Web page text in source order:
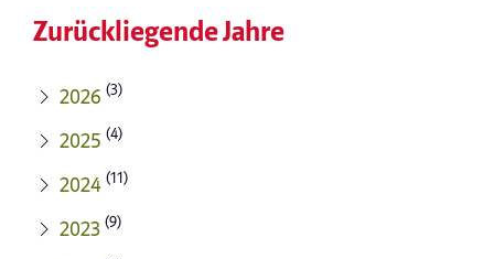
Zurückliegende Jahre
2026 (3)
2025 (4)
2024 (11)
2023 (9)